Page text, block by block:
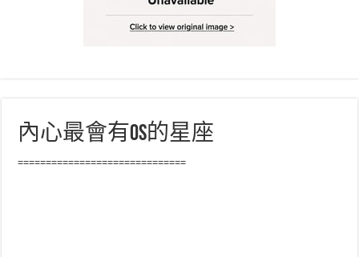
內心最會有OS的星座
==============================